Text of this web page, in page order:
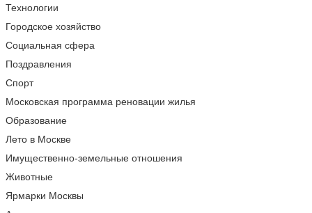
Технологии
Городское хозяйство
Социальная сфера
Поздравления
Спорт
Московская программа реновации жилья
Образование
Лето в Москве
Имущественно-земельные отношения
Животные
Ярмарки Москвы